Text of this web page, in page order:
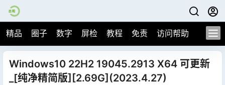
精品 圈子 数字 屏检 教程 免责 访问帮助
Windows10 22H2 19045.2913 X64 可更新
_[纯净精简版][2.69G](2023.4.27)